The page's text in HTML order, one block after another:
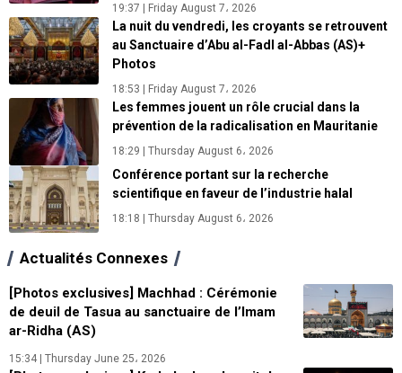
19:37 | Friday August 7، 2026
La nuit du vendredi, les croyants se retrouvent
au Sanctuaire d’Abu al-Fadl al-Abbas (AS)+
Photos
18:53 | Friday August 7، 2026
Les femmes jouent un rôle crucial dans la
prévention de la radicalisation en Mauritanie
18:29 | Thursday August 6، 2026
Conférence portant sur la recherche
scientifique en faveur de l’industrie halal
18:18 | Thursday August 6، 2026
Actualités Connexes
[Photos exclusives] Machhad : Cérémonie
de deuil de Tasua au sanctuaire de l’Imam
ar-Ridha (AS)
15:34 | Thursday June 25، 2026